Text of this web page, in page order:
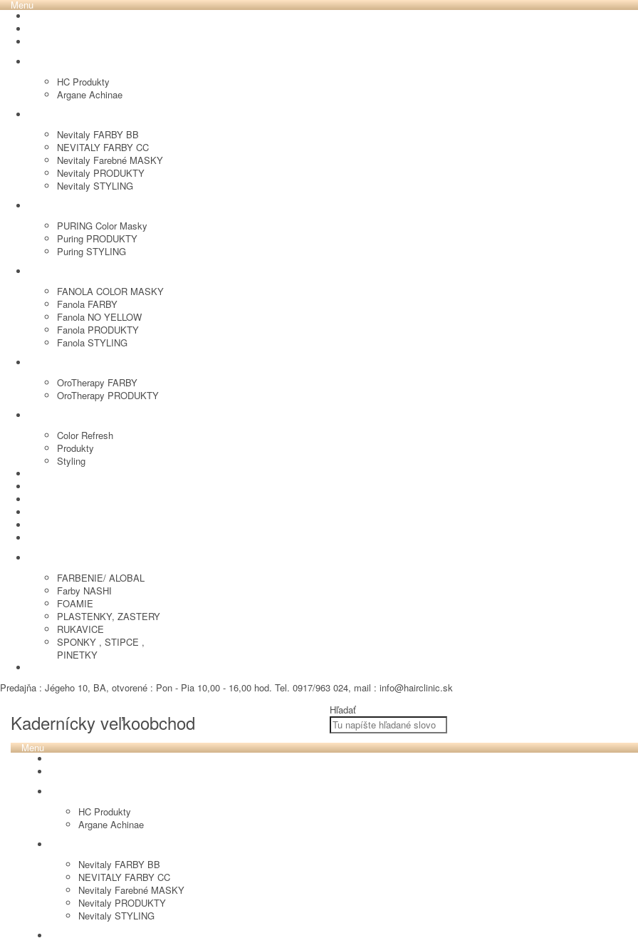
Menu
HC Produkty
Argane Achinae
Nevitaly FARBY BB
NEVITALY FARBY CC
Nevitaly Farebné MASKY
Nevitaly PRODUKTY
Nevitaly STYLING
PURING Color Masky
Puring PRODUKTY
Puring STYLING
FANOLA COLOR MASKY
Fanola FARBY
Fanola NO YELLOW
Fanola PRODUKTY
Fanola STYLING
OroTherapy FARBY
OroTherapy PRODUKTY
Color Refresh
Produkty
Styling
FARBENIE/ ALOBAL
Farby NASHI
FOAMIE
PLASTENKY, ZASTERY
RUKAVICE
SPONKY , STIPCE ,
PINETKY
Predajňa : Jégeho 10, BA, otvorené : Pon - Pia 10,00 - 16,00 hod. Tel. 0917/963 024, mail : info@hairclinic.sk
Kadernícky veľkoobchod Hľadať
Menu
HC Produkty
Argane Achinae
Nevitaly FARBY BB
NEVITALY FARBY CC
Nevitaly Farebné MASKY
Nevitaly PRODUKTY
Nevitaly STYLING